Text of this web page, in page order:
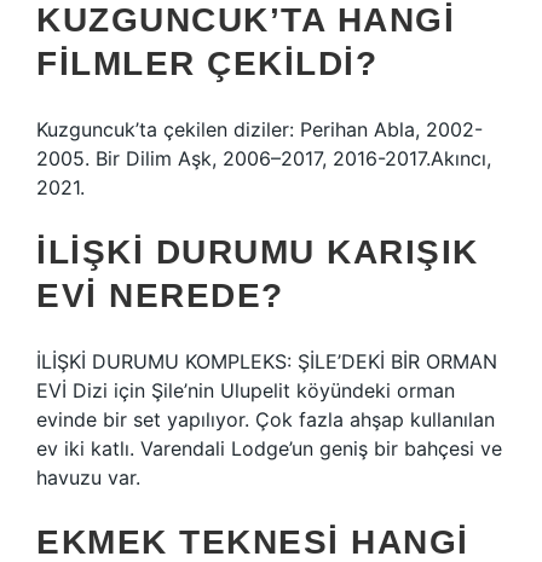
KUZGUNCUK’TA HANGI
FILMLER ÇEKILDI?
Kuzguncuk’ta çekilen diziler: Perihan Abla, 2002-
2005. Bir Dilim Aşk, 2006–2017, 2016-2017.Akıncı,
2021.
İLIŞKI DURUMU KARIŞIK
EVI NEREDE?
İLİŞKİ DURUMU KOMPLEKS: ŞİLE’DEKİ BİR ORMAN
EVİ Dizi için Şile’nin Ulupelit köyündeki orman
evinde bir set yapılıyor. Çok fazla ahşap kullanılan
ev iki katlı. Varendali Lodge’un geniş bir bahçesi ve
havuzu var.
EKMEK TEKNESI HANGI